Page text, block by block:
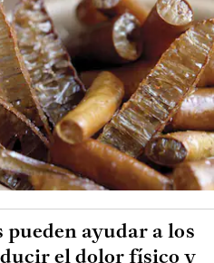
ayudar a los
el dolor físico y